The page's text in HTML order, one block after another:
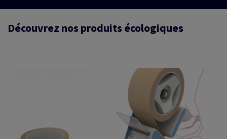
Découvrez nos produits écologiques